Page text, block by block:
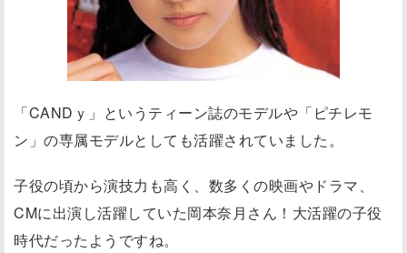
「CANDｙ」というティーン誌のモデルや「ピチレモ
ン」の専属モデルとしても活躍されていました。
子役の頃から演技力も高く、数多くの映画やドラマ、
CMに出演し活躍していた岡本奈月さん！大活躍の子役
時代だったようですね。